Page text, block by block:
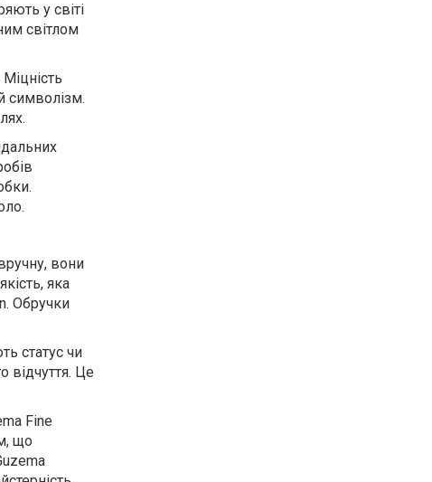
у світі
світлом
символізм.
вони
яка
Обручки
статус чи
відчуття. Це
Fine
що